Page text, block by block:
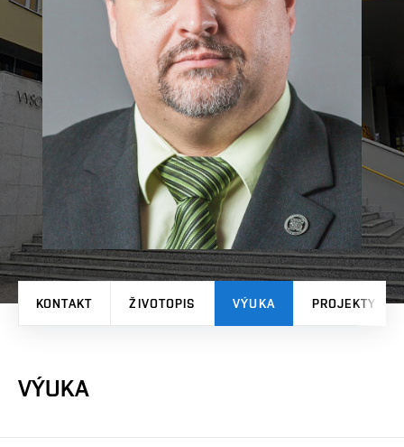
KONTAKT ŽIVOTOPIS VÝUKA PROJEKTY
VÝUKA